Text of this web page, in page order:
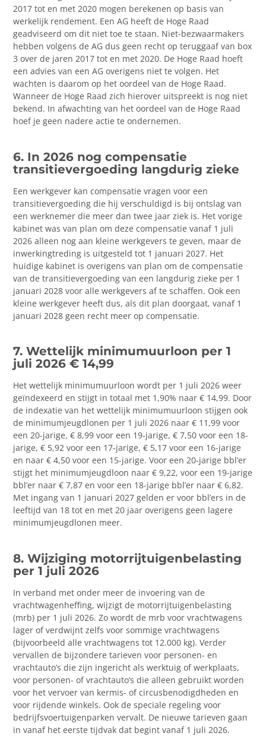
2017 tot en met 2020 mogen berekenen op basis van
werkelijk rendement. Een AG heeft de Hoge Raad
geadviseerd om dit niet toe te staan. Niet-bezwaarmakers
hebben volgens de AG dus geen recht op teruggaaf van box
3 over de jaren 2017 tot en met 2020. De Hoge Raad hoeft
een advies van een AG overigens niet te volgen. Het
wachten is daarom op het oordeel van de Hoge Raad.
Wanneer de Hoge Raad zich hierover uitspreekt is nog niet
bekend. In afwachting van het oordeel van de Hoge Raad
hoef je geen nadere actie te ondernemen.
6. In 2026 nog compensatie
transitievergoeding langdurig zieke
Een werkgever kan compensatie vragen voor een
transitievergoeding die hij verschuldigd is bij ontslag van
een werknemer die meer dan twee jaar ziek is. Het vorige
kabinet was van plan om deze compensatie vanaf 1 juli
2026 alleen nog aan kleine werkgevers te geven, maar de
inwerkingtreding is uitgesteld tot 1 januari 2027. Het
huidige kabinet is overigens van plan om de compensatie
van de transitievergoeding van een langdurig zieke per 1
januari 2028 voor alle werkgevers af te schaffen. Ook een
kleine werkgever heeft dus, als dit plan doorgaat, vanaf 1
januari 2028 geen recht meer op compensatie.
7. Wettelijk minimumuurloon per 1
juli 2026 € 14,99
Het wettelijk minimumuurloon wordt per 1 juli 2026 weer
geïndexeerd en stijgt in totaal met 1,90% naar € 14,99. Door
de indexatie van het wettelijk minimumuurloon stijgen ook
de minimumjeugdlonen per 1 juli 2026 naar € 11,99 voor
een 20-jarige, € 8,99 voor een 19-jarige, € 7,50 voor een 18-
jarige, € 5,92 voor een 17-jarige, € 5,17 voor een 16-jarige
en naar € 4,50 voor een 15-jarige. Voor een 20-jarige bbl’er
stijgt het minimumjeugdloon naar € 9,22, voor een 19-jarige
bbl’er naar € 7,87 en voor een 18-jarige bbl’er naar € 6,82.
Met ingang van 1 januari 2027 gelden er voor bbl’ers in de
leeftijd van 18 tot en met 20 jaar overigens geen lagere
minimumjeugdlonen meer.
8. Wijziging motorrijtuigenbelasting
per 1 juli 2026
In verband met onder meer de invoering van de
vrachtwagenheffing, wijzigt de motorrijtuigenbelasting
(mrb) per 1 juli 2026. Zo wordt de mrb voor vrachtwagens
lager of verdwijnt zelfs voor sommige vrachtwagens
(bijvoorbeeld alle vrachtwagens tot 12.000 kg). Verder
vervallen de bijzondere tarieven voor personen- en
vrachtauto’s die zijn ingericht als werktuig of werkplaats,
voor personen- of vrachtauto’s die alleen gebruikt worden
voor het vervoer van kermis- of circusbenodigdheden en
voor rijdende winkels. Ook de speciale regeling voor
bedrijfsvoertuigenparken vervalt. De nieuwe tarieven gaan
in vanaf het eerste tijdvak dat begint vanaf 1 juli 2026.